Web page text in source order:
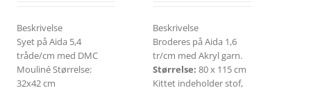
Beskrivelse
Syet på Aida 5,4
tråde/cm med DMC
Mouliné Størrelse:
32x42 cm
Beskrivelse
Broderes på Aida 1,6
tr/cm med Akryl garn.
Størrelse: 80 x 115 cm
Kittet indeholder stof,